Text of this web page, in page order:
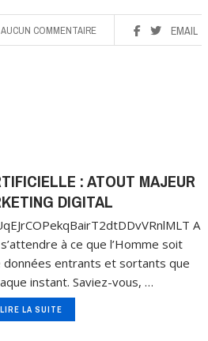
EMAIL
AUCUN COMMENTAIRE
: ATOUT MAJEUR
DIGITAL
A
à ce que l’Homme soit
entrants et sortants que
instant. Saviez-vous, …
LIRE LA SUITE